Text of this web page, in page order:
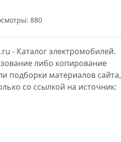
880
- Каталог электромобилей.
либо копирование
подборки материалов сайта,
со ссылкой на источник: